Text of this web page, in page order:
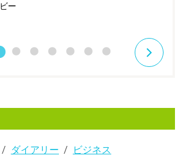
ビー
ダイアリー ビジネス